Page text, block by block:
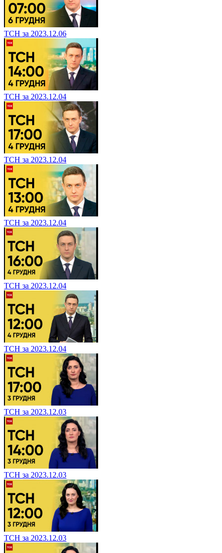
ТСН за 2023.12.06
ТСН за 2023.12.04
ТСН за 2023.12.04
ТСН за 2023.12.04
ТСН за 2023.12.04
ТСН за 2023.12.04
ТСН за 2023.12.03
ТСН за 2023.12.03
ТСН за 2023.12.03